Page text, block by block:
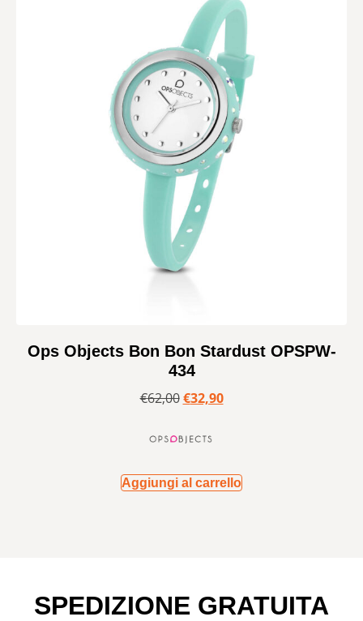
Ops Objects Bon Bon Stardust OPSPW-
434
€62,00 €32,90
Aggiungi al carrello
SPEDIZIONE GRATUITA